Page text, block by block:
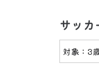
サッカ
対象：3